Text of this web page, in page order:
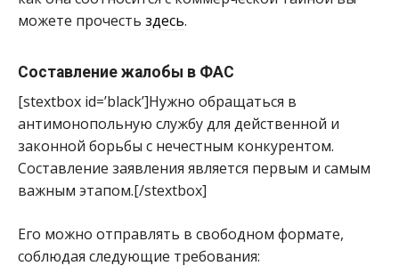
можете прочесть здесь.
Составление жалобы в ФАС
[stextbox id=’black’]Нужно обращаться в
антимонопольную службу для действенной и
законной борьбы с нечестным конкурентом.
Составление заявления является первым и самым
важным этапом.[/stextbox]
Его можно отправлять в свободном формате,
соблюдая следующие требования: